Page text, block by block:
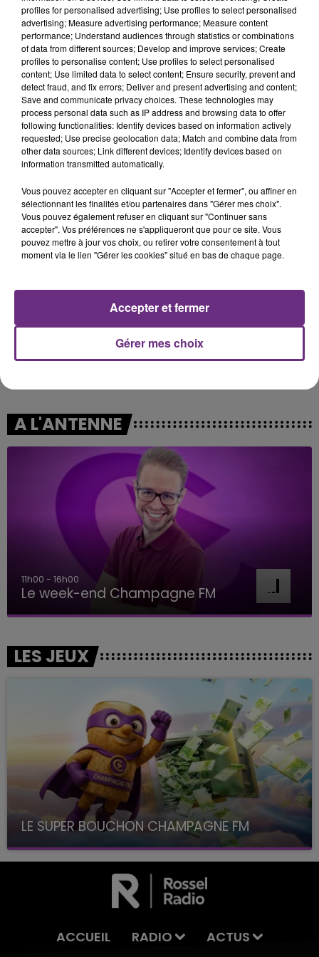
13h26
13h26
OLIVIA RODRIGO
13h23
13h23
Know
13h19
13h19
OFENBACH & STARSAILOR
13h17
13h17
TAYLOR SWIFT
A L'ANTENNE
16h00 - 20h00
Le Week-end Champagne FM
LES JEUX
LE SUPER BOUCHON CHAMPAGNE FM
avec La Famille Champagne FM, à 8H10
ACCUEIL RADIO ACTUS
profiles for personalised advertising; Use profiles to select personalised
advertising; Measure advertising performance; Measure content
performance; Understand audiences through statistics or combinations
of data from different sources; Develop and improve services; Create
profiles to personalise content; Use profiles to select personalised
content; Use limited data to select content; Ensure security, prevent and
detect fraud, and fix errors; Deliver and present advertising and content;
Save and communicate privacy choices. These technologies may
process personal data such as IP address and browsing data to offer
following functionalities: Identify devices based on information actively
requested; Use precise geolocation data; Match and combine data from
other data sources; Link different devices; Identify devices based on
information transmitted automatically.
Vous pouvez accepter en cliquant sur "Accepter et fermer", ou affiner en
sélectionnant les finalités et/ou partenaires dans "Gérer mes choix".
Vous pouvez également refuser en cliquant sur "Continuer sans
accepter". Vos préférences ne s'appliqueront que pour ce site. Vous
pouvez mettre à jour vos choix, ou retirer votre consentement à tout
moment via le lien "Gérer les cookies" situé en bas de chaque page.
Gérer mes choix
Accepter et fermer